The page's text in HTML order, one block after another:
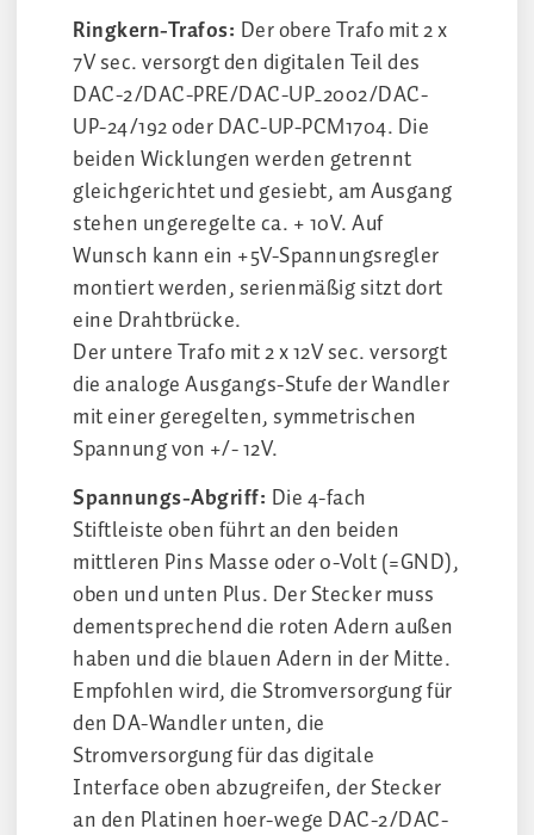
Ringkern-Trafos: Der obere Trafo mit 2 x
7V sec. versorgt den digitalen Teil des
DAC-2/DAC-PRE/DAC-UP_2002/DAC-
UP-24/192 oder DAC-UP-PCM1704. Die
beiden Wicklungen werden getrennt
gleichgerichtet und gesiebt, am Ausgang
stehen ungeregelte ca. + 10V. Auf
Wunsch kann ein +5V-Spannungsregler
montiert werden, serienmäßig sitzt dort
eine Drahtbrücke.
Der untere Trafo mit 2 x 12V sec. versorgt
die analoge Ausgangs-Stufe der Wandler
mit einer geregelten, symmetrischen
Spannung von +/- 12V.
Spannungs-Abgriff: Die 4-fach
Stiftleiste oben führt an den beiden
mittleren Pins Masse oder 0-Volt (=GND),
oben und unten Plus. Der Stecker muss
dementsprechend die roten Adern außen
haben und die blauen Adern in der Mitte.
Empfohlen wird, die Stromversorgung für
den DA-Wandler unten, die
Stromversorgung für das digitale
Interface oben abzugreifen, der Stecker
an den Platinen hoer-wege DAC-2/DAC-